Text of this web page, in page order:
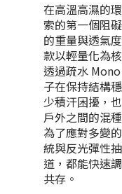
在高溫高濕的
索的第一個阻
的重量與透氣
款以輕量化為
透過疏水
子在保持結構
少積汗困擾，
戶外之間的混
為了應對多變
統與反光彈性
道，都能快速
共存。